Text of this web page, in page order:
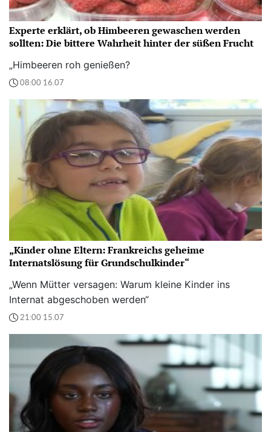
Experte erklärt, ob Himbeeren gewaschen werden
sollten: Die bittere Wahrheit hinter der süßen Frucht
„Himbeeren roh genießen?
08:00 16.07
„Kinder ohne Eltern: Frankreichs geheime
Internatslösung für Grundschulkinder“
„Wenn Mütter versagen: Warum kleine Kinder ins
Internat abgeschoben werden“
21:00 15.07